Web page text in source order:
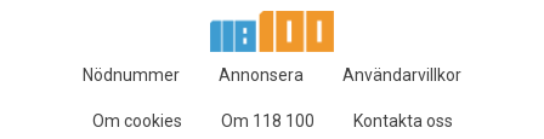
Nödnummer Annonsera Användarvillkor
Om cookies Om 118 100 Kontakta oss